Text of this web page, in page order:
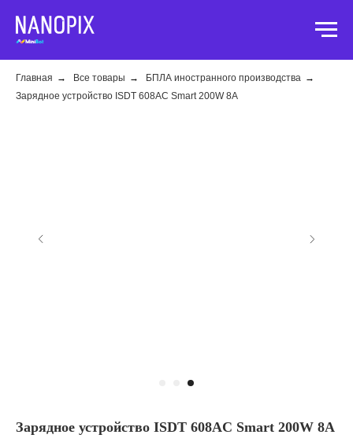
Главная → Все товары → БПЛА иностранного производства →
Зарядное устройство ISDT 608AC Smart 200W 8A
Зарядное устройство ISDT 608AC Smart 200W 8A